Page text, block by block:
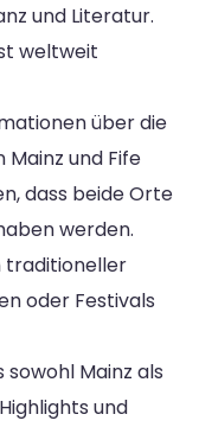
und Literatur.
weltweit
über die
und Fife
dass beide Orte
werden.
traditioneller
oder Festivals
Mainz als
und